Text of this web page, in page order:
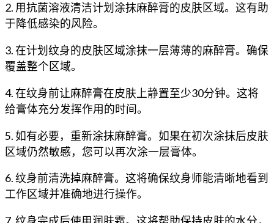
2. 用抗菌溶液清洁计划涂抹麻醉膏的皮肤区域。这有助
于降低感染的风险。
3. 在计划纹身的皮肤区域涂抹一层薄薄的麻醉膏。确保
覆盖整个区域。
4. 在纹身前让麻醉膏在皮肤上静置至少30分钟。这将
给膏体充分发挥作用的时间。
5. 如有必要，重新涂抹麻醉膏。如果在初次涂抹后皮肤
区域仍然敏感，您可以再次涂一层膏体。
6. 纹身前清洗掉麻醉膏。这将确保纹身师能清晰地看到
工作区域并准确地进行操作。